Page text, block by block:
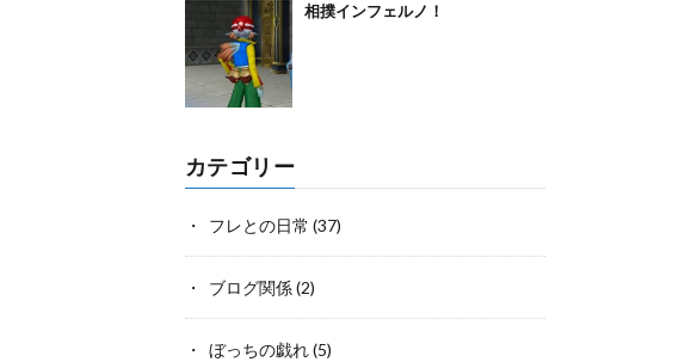
相撲インフェルノ！
カテゴリー
フレとの日常 (37)
ブログ関係(2)
ぼっちの戯れ(5)